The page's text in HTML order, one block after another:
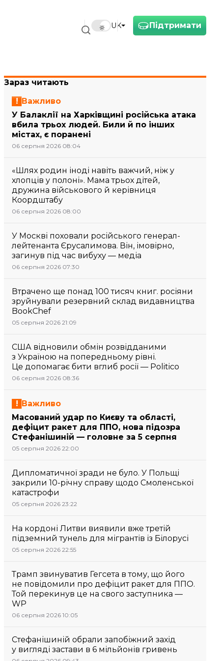
Підтримати
UK
Зараз читають
Важливо
У Балаклії на Харківщині російська атака
вбила трьох людей. Били й по інших
містах, є поранені
06 серпня 2026 08:04
«Шлях родин іноді навіть важчий, ніж у
хлопців у полоні». Мама трьох дітей,
дружина військового й керівниця
Коордштабу
06 серпня 2026 08:00
У Москві поховали російського генерал-
лейтенанта Єрусалимова. Він, імовірно,
загинув під час вибуху — медіа
06 серпня 2026 07:30
Втрачено ще понад 100 тисяч книг. росіяни
зруйнували резервний склад видавництва
BookChef
05 серпня 2026 21:09
США відновили обмін розвідданими
з Україною на попередньому рівні.
Це допомагає бити вглиб росії — Politico
06 серпня 2026 08:36
Важливо
Масований удар по Києву та області,
дефіцит ракет для ППО, нова підозра
Стефанішиній — головне за 5 серпня
05 серпня 2026 22:00
Дипломатичної зради не було. У Польщі
закрили 10-річну справу щодо Смоленської
катастрофи
05 серпня 2026 23:22
На кордоні Литви виявили вже третій
підземний тунель для мігрантів із Білорусі
05 серпня 2026 22:55
Трамп звинуватив Гегсета в тому, що його
не повідомили про дефіцит ракет для ППО.
Той перекинув це на свого заступника —
WP
06 серпня 2026 10:05
Стефанішиній обрали запобіжний захід
у вигляді застави в 6 мільйонів гривень